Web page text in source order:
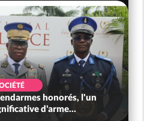
Côte d'Ivoire :
l'indépendance,